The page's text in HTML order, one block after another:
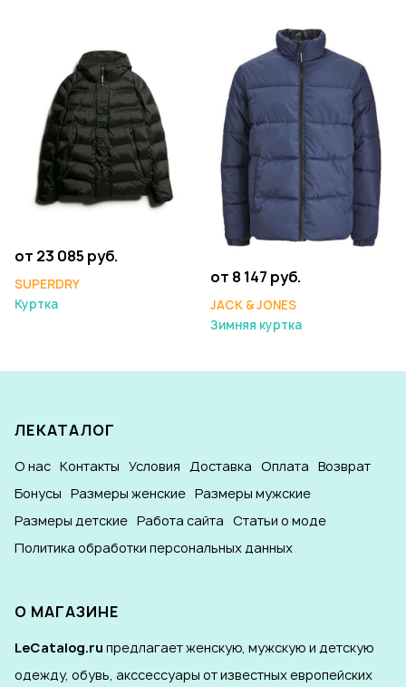
от 23 085 руб.
SUPERDRY
Куртка
от 8 147 руб.
JACK & JONES
Зимняя куртка
ЛЕКАТАЛОГ
О нас Контакты Условия Доставка Оплата Возврат
Бонусы Размеры женские Размеры мужские
Размеры детские Работа сайта Статьи о моде
Политика обработки персональных данных
О МАГАЗИНЕ
LeCatalog.ru предлагает женскую, мужскую и детскую
одежду, обувь, акссессуары от известных европейских